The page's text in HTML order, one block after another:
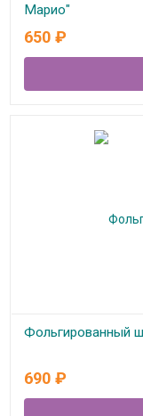
Марио"
В наличии
650 ₽
Фольгированный
690 ₽